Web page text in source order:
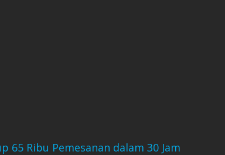
65 Ribu Pemesanan dalam 30 Jam